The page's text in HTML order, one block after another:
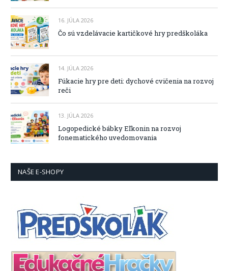
16. JÚLA 2026
Čo sú vzdelávacie kartičkové hry predškoláka
14. JÚLA 2026
Fúkacie hry pre deti: dychové cvičenia na rozvoj
reči
13. JÚLA 2026
Logopedické bábky Eľkonin na rozvoj
fonematického uvedomovania
NAŠE E-SHOPY